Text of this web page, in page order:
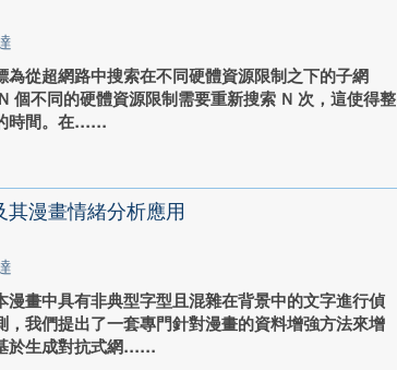
從超網路中搜索在不同硬體資源限制之下的子網
個不同的硬體資源限制需要重新搜索 N 次，這使得整
時間。在...
漫畫情緒分析應用
漫畫中具有非典型字型且混雜在背景中的文字進行偵
我們提出了一套專門針對漫畫的資料增強方法來增
於生成對抗式網...